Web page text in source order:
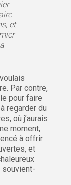
et
Par contre,
pour faire
regarder du
où j’aurais
moment,
à offrir
et
souvient-